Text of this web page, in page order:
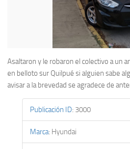
Asaltaron y le robaron el colectivo a un
en belloto sur Quilpué si alguien sabe
avisar a la brevedad se agradece de
Publicación ID: 3000
Marca: Hyundai